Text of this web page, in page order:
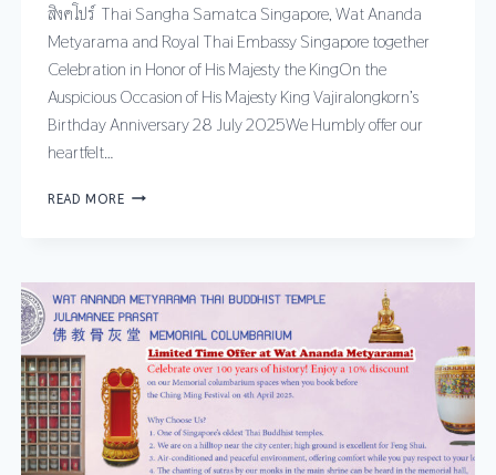
สิงคโปร์ Thai Sangha Samatca Singapore, Wat Ananda
Metyarama and Royal Thai Embassy Singapore together
Celebration in Honor of His Majesty the KingOn the
Auspicious Occasion of His Majesty King Vajiralongkorn’s
Birthday Anniversary 28 July 2025We Humbly offer our
heartfelt…
READ MORE